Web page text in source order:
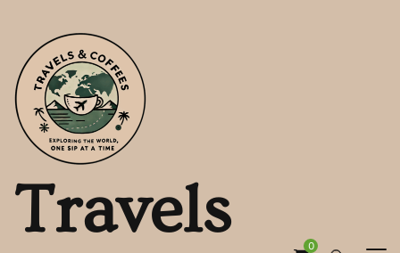
Travels
0